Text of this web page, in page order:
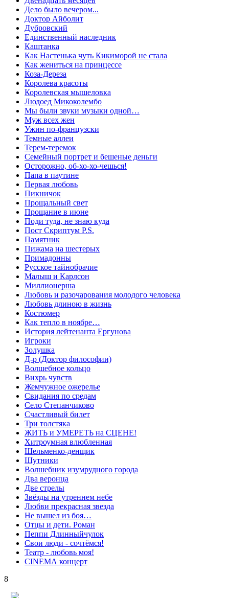
Дело было вечером...
Доктор Айболит
Дубровский
Единственный наследник
Каштанка
Как Настенька чуть Кикиморой не стала
Как жениться на принцессе
Коза-Дереза
Королева красоты
Королевская мышеловка
Людоед Микоколембо
Мы были звуки музыки одной…
Муж всех жен
Ужин по-французски
Темные аллеи
Терем-теремок
Семейный портрет и бешеные деньги
Осторожно, об-хо-хо-чешься!
Папа в паутине
Первая любовь
Пикничок
Прощальный свет
Прощание в июне
Поди туда, не знаю куда
Пост Скриптум P.S.
Памятник
Пижама на шестерых
Примадонны
Русское тайнобрачие
Малыш и Карлсон
Миллионерша
Любовь и разочарования молодого человека
Любовь длиною в жизнь
Костюмер
Как тепло в ноябре…
История лейтенанта Ергунова
Игроки
Золушка
Д-р (Доктор философии)
Волшебное кольцо
Вихрь чувств
Жемчужное ожерелье
Свидания по средам
Село Степанчиково
Счастливый билет
Три толстяка
ЖИТЬ и УМЕРЕТЬ на СЦЕНЕ!
Хитроумная влюбленная
Шельменко-денщик
Шутники
Волшебник изумрудного города
Два веронца
Две стрелы
Звёзды на утреннем небе
Любви прекрасная звезда
Не вышел из боя…
Отцы и дети. Роман
Пеппи Длинныйчулок
Свои люди - сочтёмся!
Театр - любовь моя!
СINЕМА концерт
8